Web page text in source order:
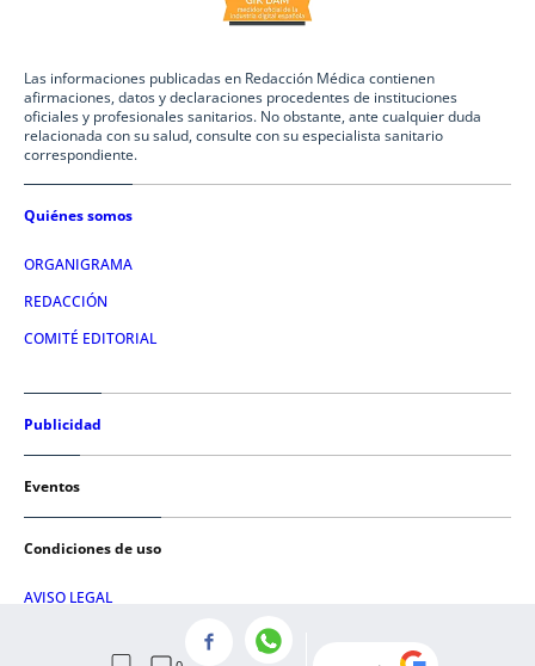
Las informaciones publicadas en Redacción Médica contienen
afirmaciones, datos y declaraciones procedentes de instituciones
oficiales y profesionales sanitarios. No obstante, ante cualquier duda
relacionada con su salud, consulte con su especialista sanitario
correspondiente.
Quiénes somos
ORGANIGRAMA
REDACCIÓN
COMITÉ EDITORIAL
Publicidad
Eventos
Condiciones de uso
AVISO LEGAL